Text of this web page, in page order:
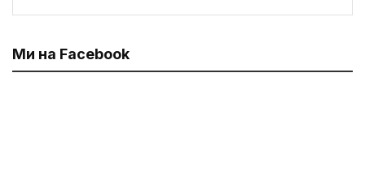
Ми на Facebook